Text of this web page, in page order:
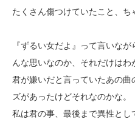
たくさん傷つけていたこと、ち
『ずるい女だよ』って言いな
んな思いなのか、それだけはわ
君が嫌いだと言っていたあの
ズがあったけどそれなのかな。
私は君の事、最後まで異性と